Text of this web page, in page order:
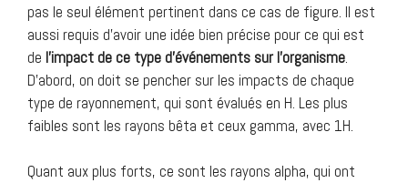
pas le seul élément pertinent dans ce cas de figure. Il est
aussi requis d’avoir une idée bien précise pour ce qui est
de l’impact de ce type d’événements sur l’organisme.
D’abord, on doit se pencher sur les impacts de chaque
type de rayonnement, qui sont évalués en H. Les plus
faibles sont les rayons bêta et ceux gamma, avec 1H.
Quant aux plus forts, ce sont les rayons alpha, qui ont